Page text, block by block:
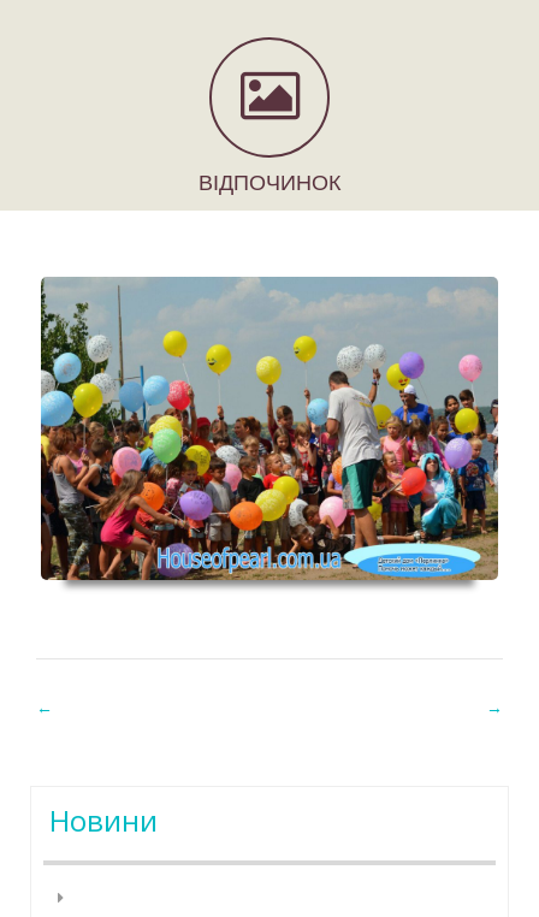
ВІДПОЧИНОК
← →
Новини